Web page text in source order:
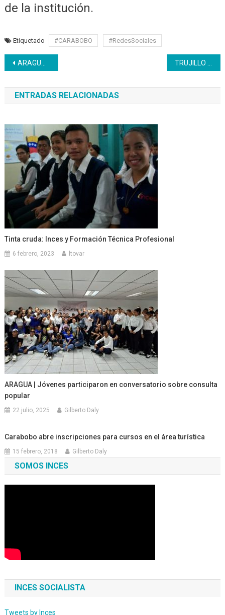
de la institución.
Etiquetado #CARABOBO #RedesSociales
Navegación
de
entradas
ARAGUA | Inces La Victoria activo con la formación a distancia
ENTRADAS RELACIONADAS
Tinta cruda: Inces y Formación Técnica Profesional
6 febrero, 2023 ltovar
ARAGUA | Jóvenes participaron en conversatorio sobre consulta
popular
22 julio, 2025 Gilberto Daly
Carabobo abre inscripciones para cursos en el área turística
15 febrero, 2018 Gilberto Daly
SOMOS INCES
INCES SOCIALISTA
Tweets by Inces